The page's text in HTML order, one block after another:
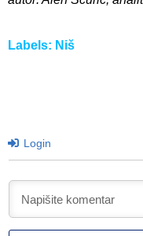
Labels: Niš
Login